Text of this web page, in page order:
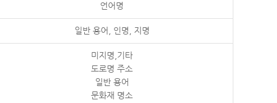
언어명
일반 용어, 인명, 지명
미지명,기타
도로명 주소
일반 용어
문화재 명소